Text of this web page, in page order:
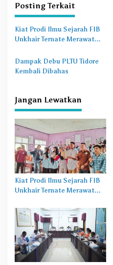
a
s
i
p
o
Posting Terkait
Kiat Prodi Ilmu Sejarah FIB
Unkhair Ternate Merawat
untuk Siswa di Tengah
Pesatnya Modernisasi
Dampak Debu PLTU Tidore
Kembali Dibahas
Jangan Lewatkan
Kiat Prodi Ilmu Sejarah FIB
Unkhair Ternate Merawat
untuk Siswa di Tengah
Pesatnya Modernisasi